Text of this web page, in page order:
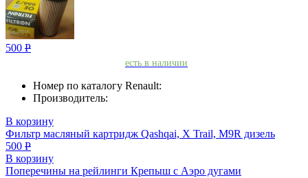
500 Р
есть в наличии
Номер по каталогу Renault:
Производитель:
В корзину
Фильтр масляный картридж Qashqai, X Trail, M9R дизель
500 Р
В корзину
Поперечины на рейлинги Крепыш с Аэро дугами